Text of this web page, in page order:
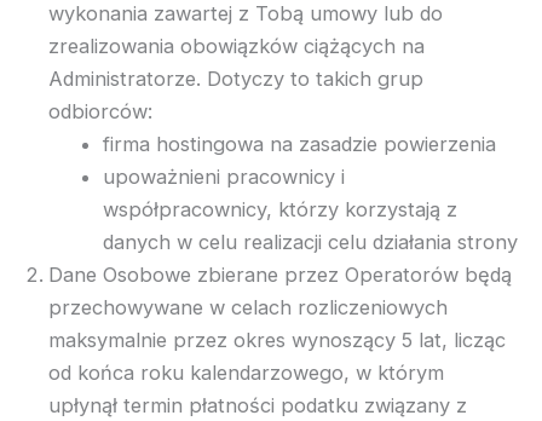
wykonania zawartej z Tobą umowy lub do
zrealizowania obowiązków ciążących na
Administratorze. Dotyczy to takich grup
odbiorców:
firma hostingowa na zasadzie powierzenia
upoważnieni pracownicy i
współpracownicy, którzy korzystają z
danych w celu realizacji celu działania strony
Dane Osobowe zbierane przez Operatorów będą
przechowywane w celach rozliczeniowych
maksymalnie przez okres wynoszący 5 lat, licząc
od końca roku kalendarzowego, w którym
upłynął termin płatności podatku związany z